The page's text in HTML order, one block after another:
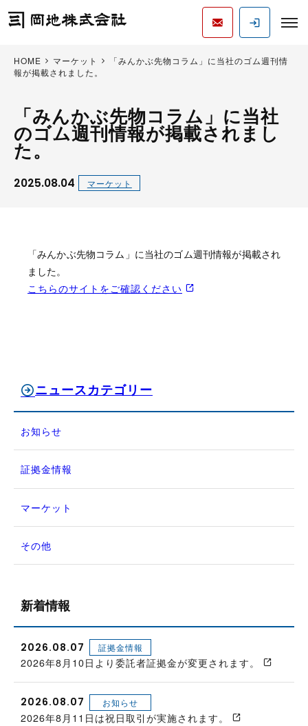
HOME マーケット
「みんかぶ先物コラム」に当社のゴム週刊情
報が掲載されました。
「みんかぶ先物コラム」に当社
のゴム週刊情報が掲載されまし
た。
2025.08.04 マーケット
「みんかぶ先物コラム」に当社のゴム週刊情報が掲載され
ました。
こちらのサイトをご確認ください
ニュースカテゴリー
お知らせ
証拠金情報
マーケット
その他
新着情報
2026.08.07 証拠金情報
2026年8月10日より委託者証拠金が変更されます。
2026.08.07 お知らせ
2026年8月11日は祝日取引が実施されます。